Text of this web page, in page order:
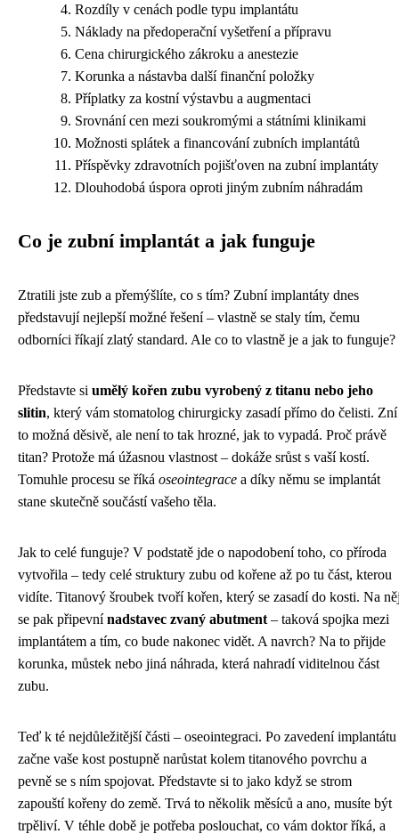
Rozdíly v cenách podle typu implantátu
Náklady na předoperační vyšetření a přípravu
Cena chirurgického zákroku a anestezie
Korunka a nástavba další finanční položky
Příplatky za kostní výstavbu a augmentaci
Srovnání cen mezi soukromými a státními klinikami
Možnosti splátek a financování zubních implantátů
Příspěvky zdravotních pojišťoven na zubní implantáty
Dlouhodobá úspora oproti jiným zubním náhradám
Co je zubní implantát a jak funguje
Ztratili jste zub a přemýšlíte, co s tím? Zubní implantáty dnes
představují nejlepší možné řešení – vlastně se staly tím, čemu
odborníci říkají zlatý standard. Ale co to vlastně je a jak to funguje?
Představte si umělý kořen zubu vyrobený z titanu nebo jeho
slitin, který vám stomatolog chirurgicky zasadí přímo do čelisti. Zní
to možná děsivě, ale není to tak hrozné, jak to vypadá. Proč právě
titan? Protože má úžasnou vlastnost – dokáže srůst s vaší kostí.
Tomuhle procesu se říká oseointegrace a díky němu se implantát
stane skutečně součástí vašeho těla.
Jak to celé funguje? V podstatě jde o napodobení toho, co příroda
vytvořila – tedy celé struktury zubu od kořene až po tu část, kterou
vidíte. Titanový šroubek tvoří kořen, který se zasadí do kosti. Na
se pak připevnínadstavec zvaný abutment – taková spojka mezi
implantátem a tím, co bude nakonec vidět. A navrch? Na to přijde
korunka, můstek nebo jiná náhrada, která nahradí viditelnou část
zubu.
Teď k té nejdůležitější části – oseointegraci. Po zavedení implantátu
začne vaše kost postupně narůstat kolem titanového povrchu a
pevně se s ním spojovat. Představte si to jako když se strom
zapouští kořeny do země. Trvá to několik měsíců a ano, musíte být
trpěliví. V téhle době je potřeba poslouchat, co vám doktor říká, a